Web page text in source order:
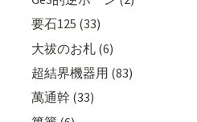
要石125 (33)
大祓のお札 (6)
超結界機器用 (83)
萬通幹 (33)